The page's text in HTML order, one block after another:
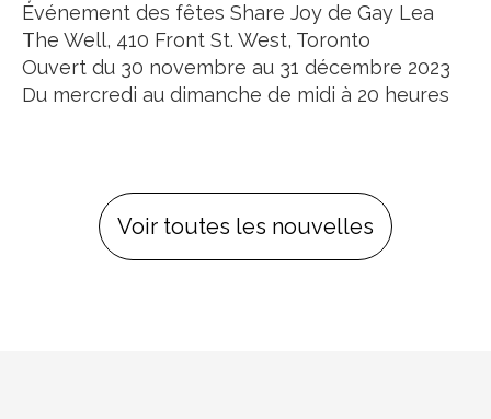
Événement des fêtes Share Joy de Gay Lea
The Well, 410 Front St. West, Toronto
Ouvert du 30 novembre au 31 décembre 2023
Du mercredi au dimanche de midi à 20 heures
Voir toutes les nouvelles